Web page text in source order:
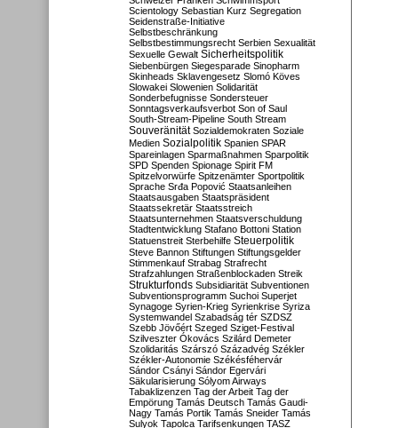
Scientology Sebastian Kurz Segregation
Seidenstraße-Initiative
Selbstbeschränkung
Selbstbestimmungsrecht Serbien Sexualität
Sexuelle Gewalt Sicherheitspolitik
Siebenbürgen Siegesparade Sinopharm
Skinheads Sklavengesetz Slomó Köves
Slowakei Slowenien Solidarität
Sonderbefugnisse Sondersteuer
Sonntagsverkaufsverbot Son of Saul
South-Stream-Pipeline South Stream
Souveränität Sozialdemokraten Soziale
Medien Sozialpolitik Spanien SPAR
Spareinlagen Sparmaßnahmen Sparpolitik
SPD Spenden Spionage Spirit FM
Spitzelvorwürfe Spitzenämter Sportpolitik
Sprache Srđa Popović Staatsanleihen
Staatsausgaben Staatspräsident
Staatssekretär Staatsstreich
Staatsunternehmen Staatsverschuldung
Stadtentwicklung Stafano Bottoni Station
Statuenstreit Sterbehilfe Steuerpolitik
Steve Bannon Stiftungen Stiftungsgelder
Stimmenkauf Strabag Strafrecht
Strafzahlungen Straßenblockaden Streik
Strukturfonds Subsidiarität Subventionen
Subventionsprogramm Suchoi Superjet
Synagoge Syrien-Krieg Syrienkrise Syriza
Systemwandel Szabadság tér SZDSZ
Szebb Jövőért Szeged Sziget-Festival
Szilveszter Ókovács Szilárd Demeter
Szolidaritás Szárszó Századvég Székler
Székler-Autonomie Székésféhervár
Sándor Csányi Sándor Egervári
Säkularisierung Sólyom Airways
Tabaklizenzen Tag der Arbeit Tag der
Empörung Tamás Deutsch Tamás Gaudi-
Nagy Tamás Portik Tamás Sneider Tamás
Sulyok Tapolca Tarifsenkungen TASZ